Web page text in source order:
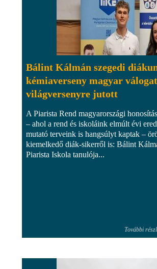
Bálint Kálmán szegedi
kémiaverseny magyar
világversenyre jutott
A Piarista Rend magyarországi
– ahol a rend és iskoláink elmúlt évi
mutató terveink is hangsúlyt kaptak –
kiemelkedő diák-sikerről is: Bálint
Piarista Iskola tanulója...
További